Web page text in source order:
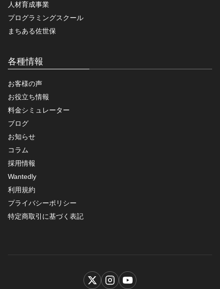
人材育成事業
プログラミングスクール
まちある佐世保
各種情報
お客様の声
お役立ち情報
料金シミュレーター
ブログ
お知らせ
コラム
採用情報
Wantedly
利用規約
プライバシーポリシー
特定商取引に基づく表記